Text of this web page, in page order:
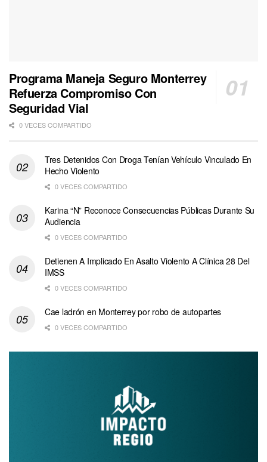
Programa Maneja Seguro Monterrey
Refuerza Compromiso Con
Seguridad Vial
0 VECES COMPARTIDO
Tres Detenidos Con Droga Tenían Vehículo Vinculado En
Hecho Violento
0 VECES COMPARTIDO
Karina “N” Reconoce Consecuencias Públicas Durante Su
Audiencia
0 VECES COMPARTIDO
Detienen A Implicado En Asalto Violento A Clínica 28 Del
IMSS
0 VECES COMPARTIDO
Cae ladrón en Monterrey por robo de autopartes
0 VECES COMPARTIDO